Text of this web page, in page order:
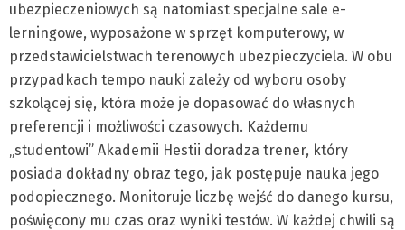
ubezpieczeniowych są natomiast specjalne sale e-
lerningowe, wyposażone w sprzęt komputerowy, w
przedstawicielstwach terenowych ubezpieczyciela. W obu
przypadkach tempo nauki zależy od wyboru osoby
szkolącej się, która może je dopasować do własnych
preferencji i możliwości czasowych. Każdemu
„studentowi” Akademii Hestii doradza trener, który
posiada dokładny obraz tego, jak postępuje nauka jego
podopiecznego. Monitoruje liczbę wejść do danego kursu,
poświęcony mu czas oraz wyniki testów. W każdej chwili są